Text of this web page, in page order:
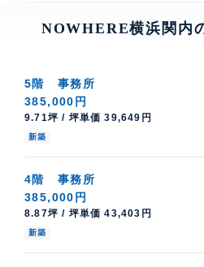
NOWHERE横浜関内
5階 事務所
385,000円
9.71坪 / 坪単価 39,649円
新築
4階 事務所
385,000円
8.87坪 / 坪単価 43,403円
新築